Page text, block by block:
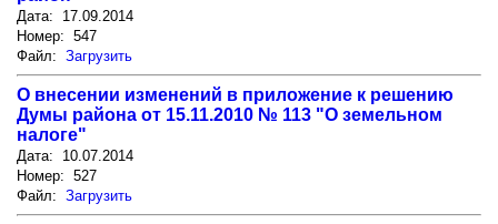
Дата: 17.09.2014
Номер: 547
Файл: Загрузить
О внесении изменений в приложение к решению
Думы района от 15.11.2010 № 113 "О земельном
налоге"
Дата: 10.07.2014
Номер: 527
Файл: Загрузить